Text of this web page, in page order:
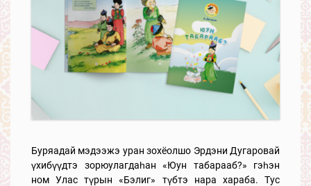
Буряадай мэдээжэ уран зохёолшо Эрдэни Дугаровай
үхибүүдтэ зорюулагдаһан «Юун табарааб?» гэһэн
ном Улас түрын «Бэлиг» түбтэ нара хараба. Тус